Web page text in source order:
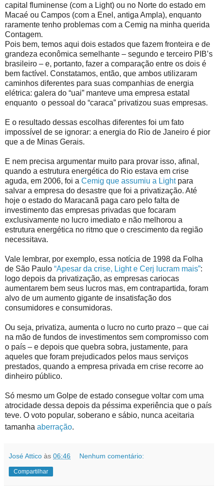
capital fluminense (com a Light) ou no Norte do estado em
Macaé ou Campos (com a Enel, antiga Ampla), enquanto
raramente tenho problemas com a Cemig na minha querida
Contagem.
Pois bem, temos aqui dois estados que fazem fronteira e de
grandeza econômica semelhante – segundo e terceiro PIB’s
brasileiro – e, portanto, fazer a comparação entre os dois é
bem factível. Constatamos, então, que ambos utilizaram
caminhos diferentes para suas companhias de energia
elétrica: galera do “uai” manteve uma empresa estatal
enquanto o pessoal do “caraca” privatizou suas empresas.
E o resultado dessas escolhas diferentes foi um fato
impossível de se ignorar: a energia do Rio de Janeiro é pior
que a de Minas Gerais.
E nem precisa argumentar muito para provar isso, afinal,
quando a estrutura energética do Rio estava em crise
aguda, em 2006, foi a Cemig que assumiu a Lightpara
salvar a empresa do desastre que foi a privatização. Até
hoje o estado do Maracanã paga caro pelo falta de
investimento das empresas privadas que focaram
exclusivamente no lucro imediato e não melhorou a
estrutura energética no ritmo que o crescimento da região
necessitava.
Vale lembrar, por exemplo, essa notícia de 1998 da Folha
de São Paulo “Apesar da crise, Light e Cerj lucram mais”:
logo depois da privatização, as empresas cariocas
aumentarem bem seus lucros mas, em contrapartida, foram
alvo de um aumento gigante de insatisfação dos
consumidores e consumidoras.
Ou seja, privatiza, aumenta o lucro no curto prazo – que cai
na mão de fundos de investimentos sem compromisso com
o país – e depois que quebra sobra, justamente, para
aqueles que foram prejudicados pelos maus serviços
prestados, quando a empresa privada em crise recorre ao
dinheiro público.
Só mesmo um Golpe de estado consegue voltar com uma
atrocidade dessa depois da péssima experiência que o país
teve. O voto popular, soberano e sábio, nunca aceitaria
tamanha aberração.
José Attico às 06:46 Nenhum comentário:
Compartilhar